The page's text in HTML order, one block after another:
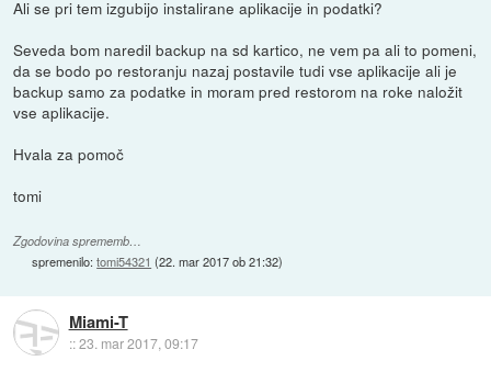
Ali se pri tem izgubijo instalirane aplikacije in podatki?
Seveda bom naredil backup na sd kartico, ne vem pa ali to pomeni,
da se bodo po restoranju nazaj postavile tudi vse aplikacije ali je
backup samo za podatke in moram pred restorom na roke naložit
vse aplikacije.
Hvala za pomoč
tomi
Zgodovina sprememb…
spremenilo:tomi54321 (22. mar 2017 ob 21:32)
Miami-T
::23. mar 2017, 09:17